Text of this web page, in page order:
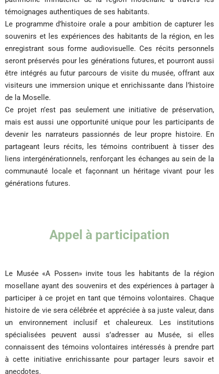
témoignages authentiques de ses habitants.
Le programme d’histoire orale a pour ambition de capturer les
souvenirs et les expériences des habitants de la région, en les
enregistrant sous forme audiovisuelle. Ces récits personnels
seront préservés pour les générations futures, et pourront aussi
être intégrés au futur parcours de visite du musée, offrant aux
visiteurs une immersion unique et enrichissante dans l’histoire
de la Moselle.
Ce projet n’est pas seulement une initiative de préservation,
mais est aussi une opportunité unique pour les participants de
devenir les narrateurs passionnés de leur propre histoire. En
partageant leurs récits, les témoins contribuent à tisser des
liens intergénérationnels, renforçant les échanges au sein de la
communauté locale et façonnant un héritage vivant pour les
générations futures.
Appel à participation
Le Musée «A Possen» invite tous les habitants de la région
mosellane ayant des souvenirs et des expériences à partager à
participer à ce projet en tant que témoins volontaires. Chaque
histoire de vie sera célébrée et appréciée à sa juste valeur, dans
un environnement inclusif et chaleureux. Les institutions
spécialisées peuvent aussi s’adresser au Musée, si elles
connaissent des témoins volontaires intéressés à prendre part
à cette initiative enrichissante pour partager leurs savoir et
anecdotes.